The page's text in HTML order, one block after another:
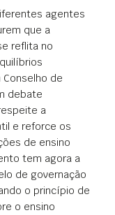
agentes
que a
reflita no
de
debate
a
e reforce os
de ensino
tem agora a
de governação
o princípio de
o ensino